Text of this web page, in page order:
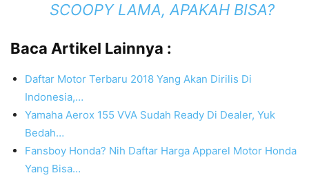
SCOOPY LAMA, APAKAH BISA?
Baca Artikel Lainnya :
Daftar Motor Terbaru 2018 Yang Akan Dirilis Di
Indonesia,…
Yamaha Aerox 155 VVA Sudah Ready Di Dealer, Yuk
Bedah…
Fansboy Honda? Nih Daftar Harga Apparel Motor Honda
Yang Bisa…